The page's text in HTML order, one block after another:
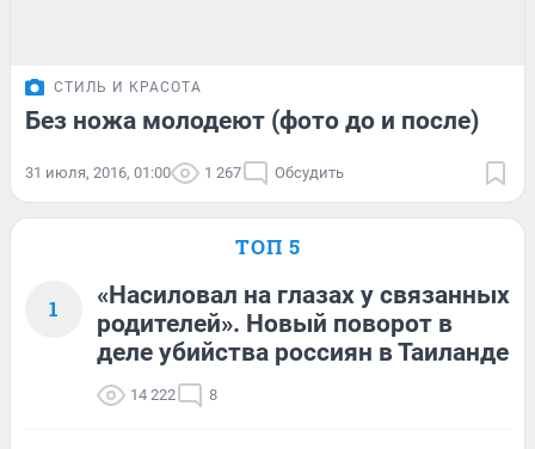
СТИЛЬ И КРАСОТА
Без ножа молодеют (фото до и после)
31 июля, 2016, 01:00 1 267 Обсудить
ТОП 5
1
«Насиловал на глазах у связанных
родителей». Новый поворот в
деле убийства россиян в Таиланде
14 222 8